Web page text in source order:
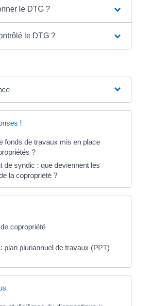
le DTG ?
le DTG ?
!
fonds de travaux mis en place
?
de syndic : que deviennent les
la copropriété ?
copropriété
plan pluriannuel de travaux (PPT)